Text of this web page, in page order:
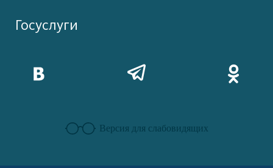
Госуслуги
Версия для слабовидящих